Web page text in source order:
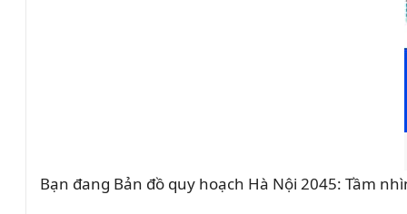
Bạn đang Bản đồ quy hoạch Hà Nội 2045: Tầm